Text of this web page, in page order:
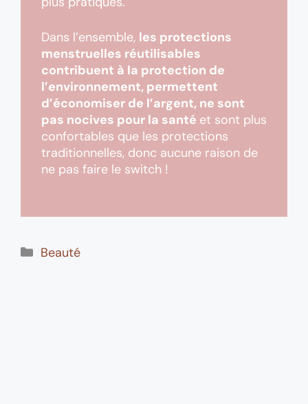
Dans l’ensemble, les protections
menstruelles réutilisables
contribuent à la protection de
l’environnement, permettent
d’économiser de l’argent, ne sont
pas nocives pour la santé et sont plus
confortables que les protections
traditionnelles, donc aucune raison de
ne pas faire le switch !
Catégories
Beauté